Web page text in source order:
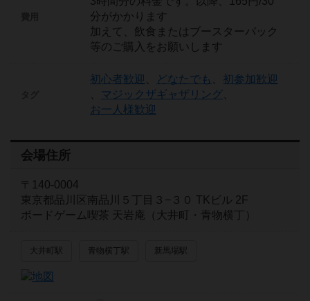
分がかかります
加えて、飲食またはブースターパック
等のご購入をお願いします
初心者歓迎 どなたでも
初参加歓迎
マジックザギャザリング
お一人様歓迎
会場住所
〒140-0004
東京都品川区南品川５丁目３−３０ TKビル 2F
ボードゲーム喫茶 天岩庵（大井町・青物横丁）
大井町駅 青物横丁駅 新馬場駅